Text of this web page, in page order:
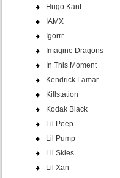
Hugo Kant
IAMX
Igorrr
Imagine Dragons
In This Moment
Kendrick Lamar
Killstation
Kodak Black
Lil Peep
Lil Pump
Lil Skies
Lil Xan